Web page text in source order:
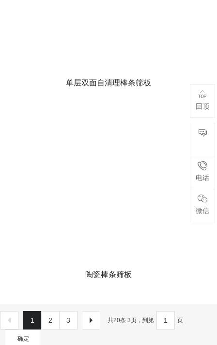
单层双面自清理棒条筛板
陶瓷棒条筛板
1 2 3 共20条 3页，到第 页
确定
回顶
电话
微信